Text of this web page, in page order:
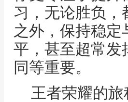
习，无论胜负
之外，保持稳
平，甚至超常发
同等重要。
王者荣耀的